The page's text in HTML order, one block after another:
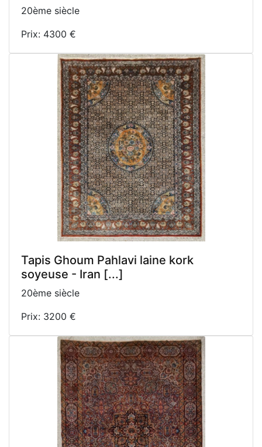
20ème siècle
Prix: 4300 €
Tapis Ghoum Pahlavi laine kork
soyeuse - Iran [...]
20ème siècle
Prix: 3200 €